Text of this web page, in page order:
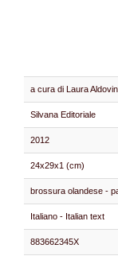
a cura di Laura
Silvana Editoriale
2012
24x29x1 (cm)
brossura olandese -
Italiano - Italian text
883662345X